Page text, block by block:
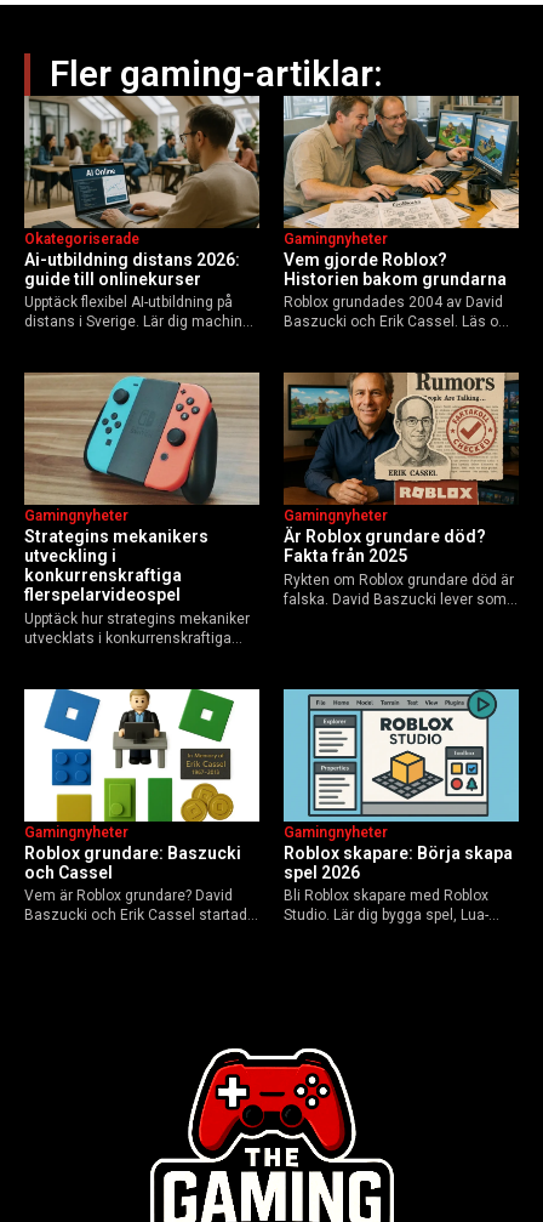
Fler gaming-artiklar:
Ai-utbildning distans 2026:
guide till onlinekurser
Okategoriserade
Upptäck flexibel AI-utbildning på
distans i Sverige. Lär dig machine
Guide för nybörjare och
yrkesverksamma som vill bygga…
Vem gjorde Roblox?
Historien bakom grundarna
Gamingnyheter
Roblox grundades 2004 av David
Baszucki och Erik Cassel. Läs om
användare 2025, och vad som
händer inför 2026.
Strategins mekanikers
utveckling i
konkurrenskraftiga
flerspelarvideospel
Gamingnyheter
Upptäck hur strategins mekaniker
utvecklats i konkurrenskraftiga
AI-drivna innovationer.
Är Roblox grundare död?
Fakta från 2025
Gamingnyheter
Rykten om Roblox grundare död är
falska. David Baszucki lever som
Roblox grundare: Baszucki
och Cassel
Gamingnyheter
Vem är Roblox grundare? David
Baszucki och Erik Cassel startade
Roblox skapare: Börja skapa
spel 2026
Gamingnyheter
Bli Roblox skapare med Roblox
Studio. Lär dig bygga spel, Lua-